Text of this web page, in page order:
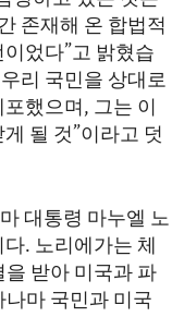
존재해 온 합법적
었다”고 밝혔습
리 국민을 상대로
했으며, 그는 이
될 것”이라고 덧
대통령 마누엘 노
. 노리에가는 체
받아 미국과 파
마 국민과 미국